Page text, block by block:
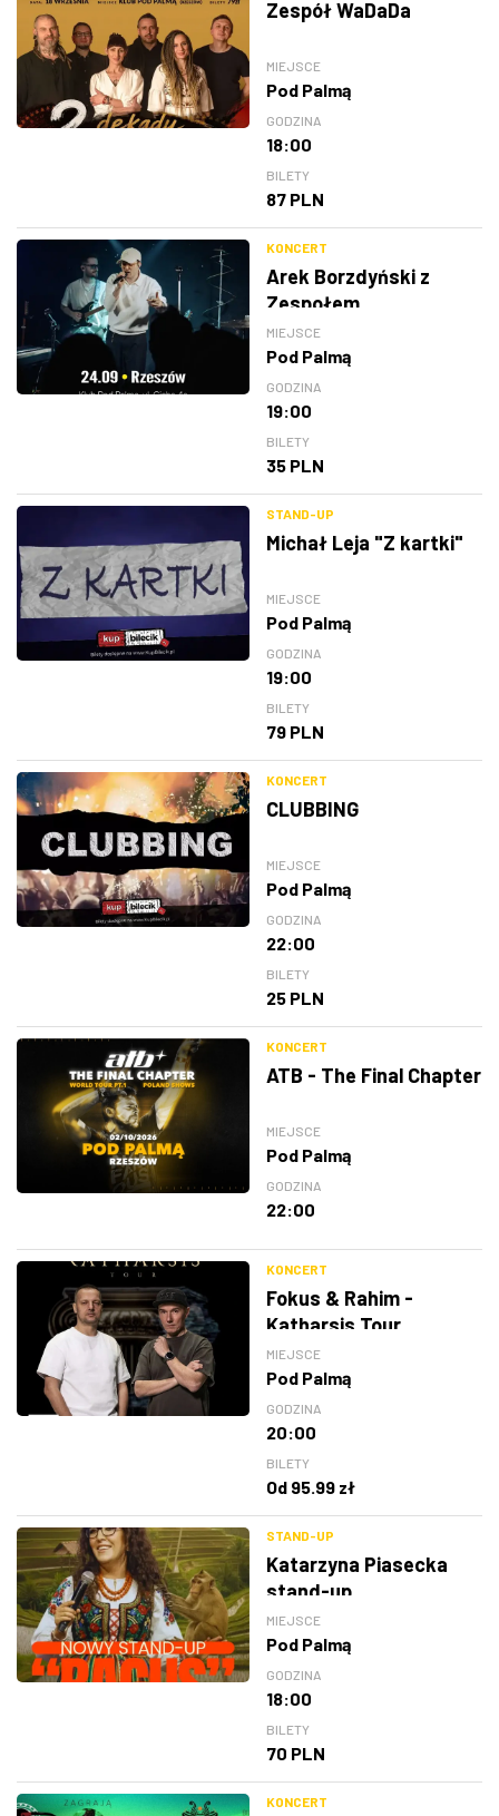
Zespół WaDaDa
MIEJSCE
Pod Palmą
GODZINA
18:00
BILETY
87 PLN
KONCERT
Arek Borzdyński z
Zespołem
MIEJSCE
Pod Palmą
GODZINA
19:00
BILETY
35 PLN
STAND-UP
Michał Leja "Z kartki"
MIEJSCE
Pod Palmą
GODZINA
19:00
BILETY
79 PLN
KONCERT
CLUBBING
MIEJSCE
Pod Palmą
GODZINA
22:00
BILETY
25 PLN
KONCERT
ATB - The Final Chapter
MIEJSCE
Pod Palmą
GODZINA
22:00
KONCERT
Fokus & Rahim -
Katharsis Tour
MIEJSCE
Pod Palmą
GODZINA
20:00
BILETY
Od 95.99 zł
STAND-UP
Katarzyna Piasecka
stand-up
MIEJSCE
Pod Palmą
GODZINA
18:00
BILETY
70 PLN
KONCERT